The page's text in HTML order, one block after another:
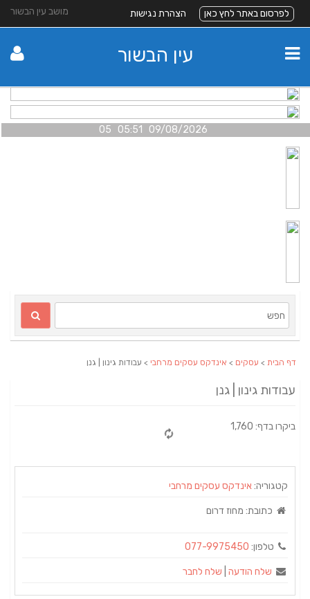
מושב עין הבשור לפרסום באתר לחץ כאן הצהרת נגישות
עין הבשור
09/08/2026 05:51 05
דף הבית > עסקים > אינדקס עסקים מרחבי > עבודות גינון | גנן
עבודות גינון | גנן
ביקרו בדף: 1,760
קטגוריה:אינדקס עסקים מרחבי
כתובת: מחוז דרום
טלפון: 077-9975450
שלח הודעה שלח לחבר